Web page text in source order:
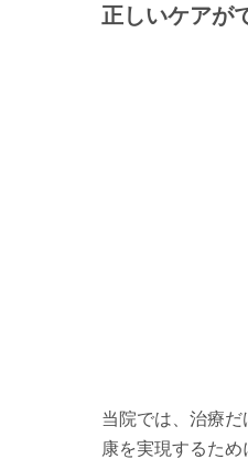
正しいケアが
当院では、治療
康を実現するた